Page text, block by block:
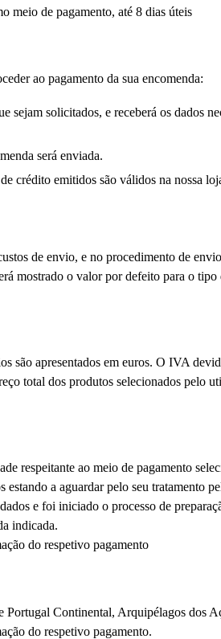
meio de pagamento, até 8 dias úteis
ao pagamento da sua encomenda:
sejam solicitados, e receberá os dados
será enviada.
crédito emitidos são válidos na nossa
de envio, e no procedimento de
mostrado o valor por defeito para o
são apresentados em euros. O IVA
total dos produtos selecionados pelo
respeitante ao meio de pagamento
a aguardar pelo seu tratamento
e foi iniciado o processo de
indicada.
do respetivo pagamento
Portugal Continental, Arquipélagos dos
do respetivo pagamento.